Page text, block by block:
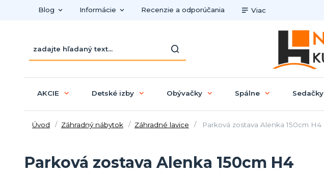
Blog Informácie Recenzie a odporúčania Viac
AKCIE Detské izby Obývačky Spálne Sedačky
Úvod Záhradný nábytok Záhradné lavice Parková zostava Alenka 150cm H4
Parková zostava Alenka 150cm H4